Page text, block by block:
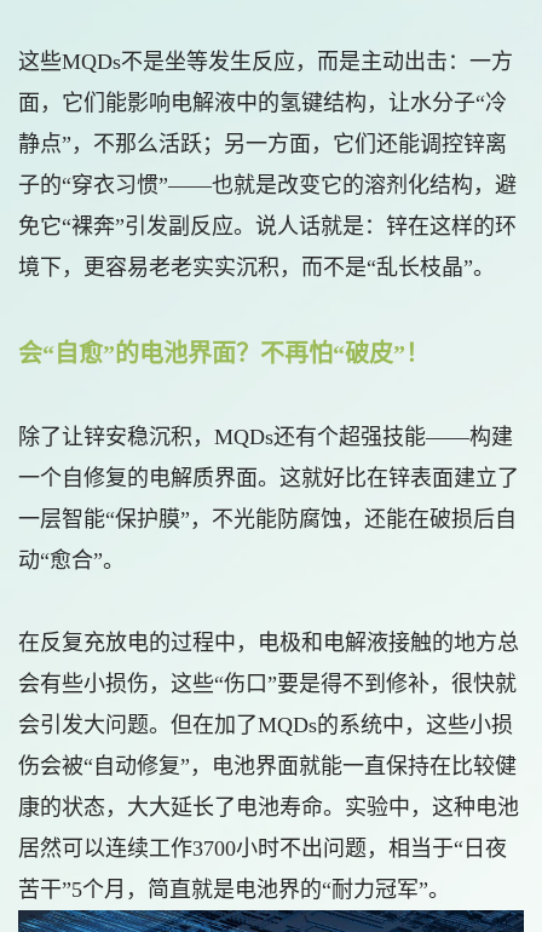
这些MQDs不是坐等发生反应，而是主动出击：一方
面，它们能影响电解液中的氢键结构，让水分子“冷
静点”，不那么活跃；另一方面，它们还能调控锌离
子的“穿衣习惯”——也就是改变它的溶剂化结构，避
免它“裸奔”引发副反应。说人话就是：锌在这样的环
境下，更容易老老实实沉积，而不是“乱长枝晶”。
会“自愈”的电池界面？不再怕“破皮”！
除了让锌安稳沉积，MQDs还有个超强技能——构建
一个自修复的电解质界面。这就好比在锌表面建立了
一层智能“保护膜”，不光能防腐蚀，还能在破损后自
动“愈合”。
在反复充放电的过程中，电极和电解液接触的地方总
会有些小损伤，这些“伤口”要是得不到修补，很快就
会引发大问题。但在加了MQDs的系统中，这些小损
伤会被“自动修复”，电池界面就能一直保持在比较健
康的状态，大大延长了电池寿命。实验中，这种电池
居然可以连续工作3700小时不出问题，相当于“日夜
苦干”5个月，简直就是电池界的“耐力冠军”。